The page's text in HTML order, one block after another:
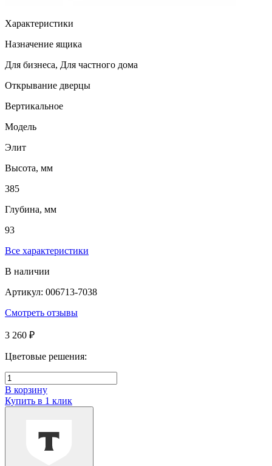
Характеристики
Назначение ящика
Для бизнеса, Для частного дома
Открывание дверцы
Вертикальное
Модель
Элит
Высота, мм
385
Глубина, мм
93
Все характеристики
В наличии
Артикул: 006713-7038
Смотреть отзывы
3 260 ₽
Цветовые решения:
В корзину
Купить в 1 клик